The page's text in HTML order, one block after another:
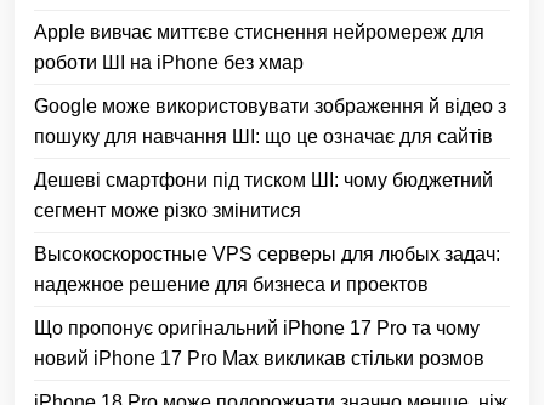
Apple вивчає миттєве стиснення нейромереж для
роботи ШІ на iPhone без хмар
Google може використовувати зображення й відео з
пошуку для навчання ШІ: що це означає для сайтів
Дешеві смартфони під тиском ШІ: чому бюджетний
сегмент може різко змінитися
Высокоскоростные VPS серверы для любых задач:
надежное решение для бизнеса и проектов
Що пропонує оригінальний iPhone 17 Pro та чому
новий iPhone 17 Pro Max викликав стільки розмов